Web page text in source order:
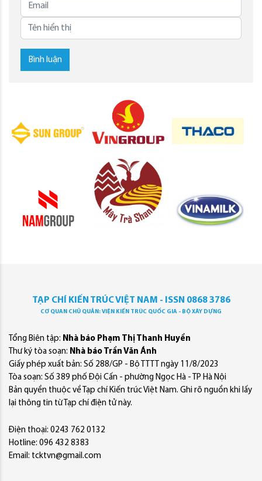
Bình luận
TẠP CHÍ KIẾN TRÚC VIỆT NAM - ISSN 0868 3786
CƠ QUAN CHỦ QUẢN: VIỆN KIẾN TRÚC QUỐC GIA - BỘ XÂY DỰNG
Tổng Biên tập: Nhà báo Phạm Thị Thanh Huyền
Thư ký tòa soạn: Nhà báo Trần Văn Ánh
Giấy phép xuất bản: Số 288/GP - Bộ TTTT ngày 11/8/2023
Tòa soạn: Số 389 phố Đội Cấn - phường Ngọc Hà - TP Hà Nội
Bản quyền thuộc về Tạp chí Kiến trúc Việt Nam. Ghi rõ nguồn khi lấy
lại thông tin từ Tạp chí điện tử này.
Điện thoại: 0243 762 0132
Hotline: 096 432 8383
Email: tcktvn@gmail.com